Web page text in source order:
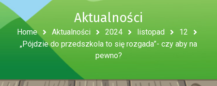
Aktualności
Home Aktualności 2024 listopad
12
„Pójdzie do przedszkola to się rozgada”- czy aby na
pewno?